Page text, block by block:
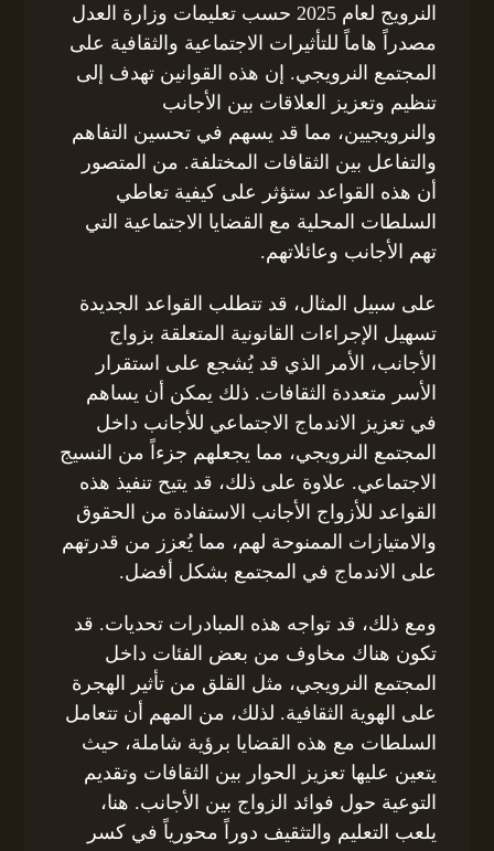
النرويج لعام 2025 حسب تعليمات وزارة العدل
مصدراً هاماً للتأثيرات الاجتماعية والثقافية على
المجتمع النرويجي. إن هذه القوانين تهدف إلى
تنظيم وتعزيز العلاقات بين الأجانب
والنرويجيين، مما قد يسهم في تحسين التفاهم
والتفاعل بين الثقافات المختلفة. من المتصور
أن هذه القواعد ستؤثر على كيفية تعاطي
السلطات المحلية مع القضايا الاجتماعية التي
تهم الأجانب وعائلاتهم.
على سبيل المثال، قد تتطلب القواعد الجديدة
تسهيل الإجراءات القانونية المتعلقة بزواج
الأجانب، الأمر الذي قد يُشجع على استقرار
الأسر متعددة الثقافات. ذلك يمكن أن يساهم
في تعزيز الاندماج الاجتماعي للأجانب داخل
المجتمع النرويجي، مما يجعلهم جزءاً من النسيج
الاجتماعي. علاوة على ذلك، قد يتيح تنفيذ هذه
القواعد للأزواج الأجانب الاستفادة من الحقوق
والامتيازات الممنوحة لهم، مما يُعزز من قدرتهم
على الاندماج في المجتمع بشكل أفضل.
ومع ذلك، قد تواجه هذه المبادرات تحديات. قد
تكون هناك مخاوف من بعض الفئات داخل
المجتمع النرويجي، مثل القلق من تأثير الهجرة
على الهوية الثقافية. لذلك، من المهم أن تتعامل
السلطات مع هذه القضايا برؤية شاملة، حيث
يتعين عليها تعزيز الحوار بين الثقافات وتقديم
التوعية حول فوائد الزواج بين الأجانب. هنا،
يلعب التعليم والتثقيف دوراً محورياً في كسر